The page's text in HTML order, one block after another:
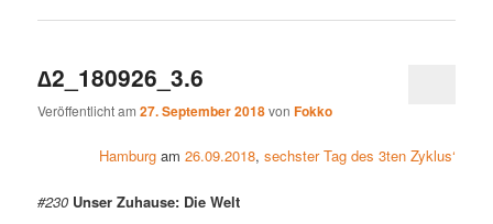
∆2_180926_3.6
Veröffentlicht am27. September 2018vonFokko
Hamburgam 26.09.2018, sechster Tag des 3ten Zyklus‘
#230 Unser Zuhause: Die Welt